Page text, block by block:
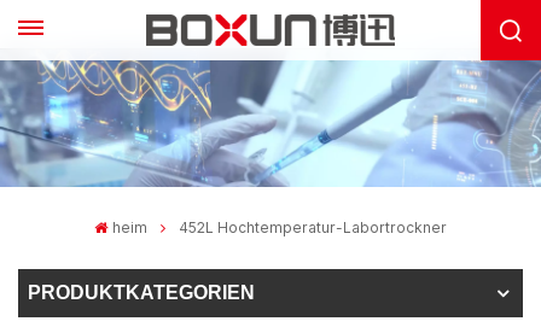
heim 452L Hochtemperatur-Labortrockner
PRODUKTKATEGORIEN